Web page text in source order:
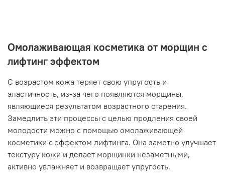
Омолаживающая косметика от морщин с
лифтинг эффектом
С возрастом кожа теряет свою упругость и
эластичность, из-за чего появляются морщины,
являющиеся результатом возрастного старения.
Замедлить эти процессы с целью продления своей
молодости можно с помощью омолаживающей
косметики с эффектом лифтинга. Она заметно улучшает
текстуру кожи и делает морщинки незаметными,
активно увлажняет и возвращает упругость.